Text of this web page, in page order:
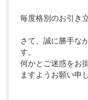
毎度格別のお引き
さて、誠に勝手な
す。
何かとご迷惑をお
ますようお願い申